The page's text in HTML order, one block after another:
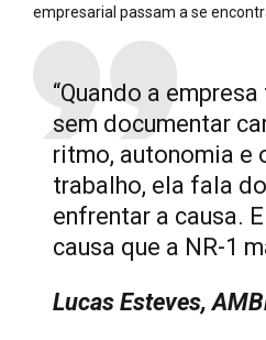
empresarial passam a se
“Quando a
sem documentar
ritmo, autonomia e
trabalho, ela fala
enfrentar a causa.
causa que a NR-1
Lucas Esteves,